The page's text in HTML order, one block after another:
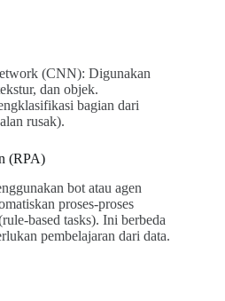
(CNN): Digunakan
dan objek.
bagian dari
rusak).
(RPA)
bot atau agen
proses-proses
based tasks). Ini berbeda
pembelajaran dari data.